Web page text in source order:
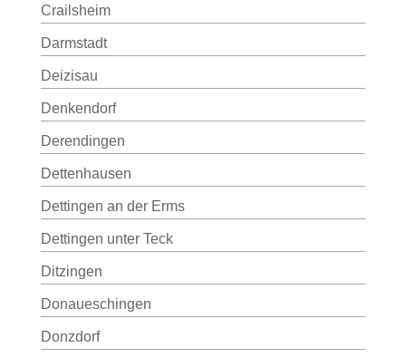
Crailsheim
Darmstadt
Deizisau
Denkendorf
Derendingen
Dettenhausen
Dettingen an der Erms
Dettingen unter Teck
Ditzingen
Donaueschingen
Donzdorf